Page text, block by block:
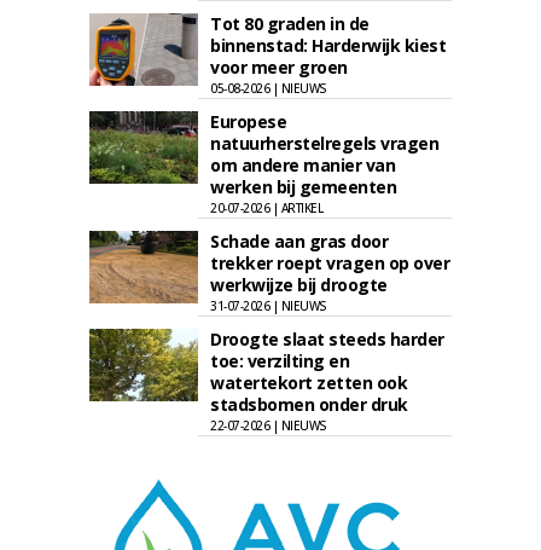
Tot 80 graden in de
binnenstad: Harderwijk kiest
voor meer groen
05-08-2026 | NIEUWS
Europese
natuurherstelregels vragen
om andere manier van
werken bij gemeenten
20-07-2026 | ARTIKEL
Schade aan gras door
trekker roept vragen op over
werkwijze bij droogte
31-07-2026 | NIEUWS
Droogte slaat steeds harder
toe: verzilting en
watertekort zetten ook
stadsbomen onder druk
22-07-2026 | NIEUWS